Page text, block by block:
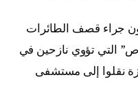
جراء قصف الطائرات
التي تؤوي نازحين في
نقلوا إلى مستشفى